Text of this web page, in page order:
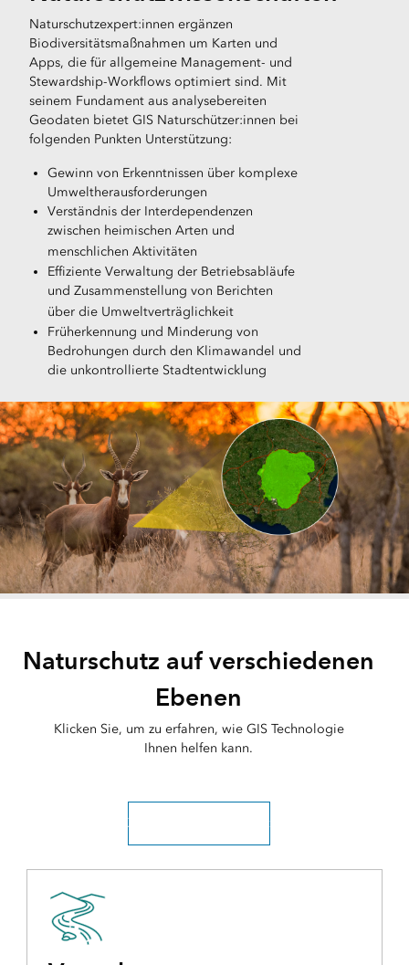
Naturschutzexpert:innen ergänzen
Biodiversitätsmaßnahmen um Karten und
Apps, die für allgemeine Management- und
Stewardship-Workflows optimiert sind. Mit
seinem Fundament aus analysebereiten
Geodaten bietet GIS Naturschützer:innen bei
folgenden Punkten Unterstützung:
Gewinn von Erkenntnissen über komplexe
Umweltherausforderungen
Verständnis der Interdependenzen
zwischen heimischen Arten und
menschlichen Aktivitäten
Effiziente Verwaltung der Betriebsabläufe
und Zusammenstellung von Berichten
über die Umweltverträglichkeit
Früherkennung und Minderung von
Bedrohungen durch den Klimawandel und
die unkontrollierte Stadtentwicklung
Naturschutz auf verschiedenen
Ebenen
Klicken Sie, um zu erfahren, wie GIS Technologie
Ihnen helfen kann.
Zur gesamten Übersicht